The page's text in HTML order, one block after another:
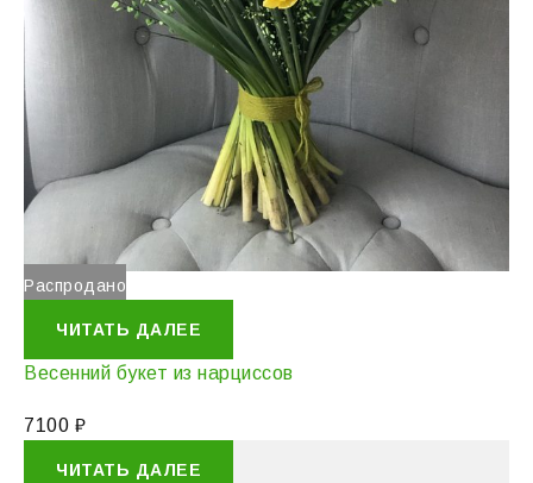
Распродано
ЧИТАТЬ ДАЛЕЕ
Весенний букет из нарциссов
7100 ₽
ЧИТАТЬ ДАЛЕЕ